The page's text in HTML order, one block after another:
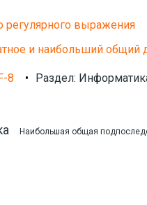
выражения
и наибольший общий
8 • Раздел:
Наибольшая общая